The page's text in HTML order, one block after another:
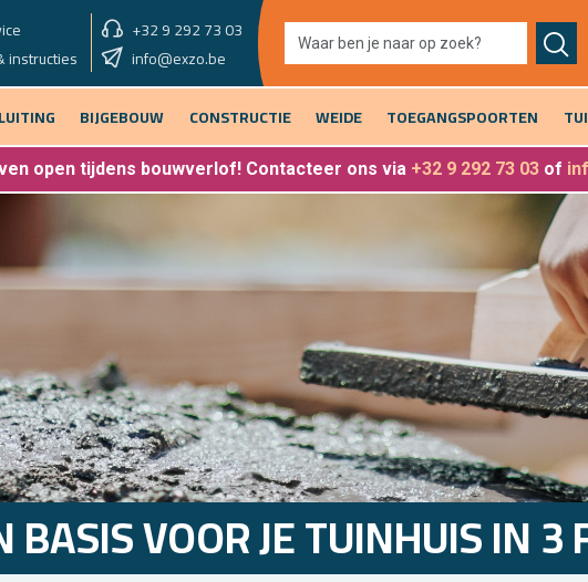
+32 9 292 73 03
showroom vandaag
instructies
info@exzo.be 9u - 12u30 & 13u30 - 17u
BIJGEBOUW CONSTRUCTIE WEIDE TOEGANGSPOORTEN
open tijdens bouwverlof! Contacteer ons via +32 9 292 73 03 of
VOOR JE TUIN­HUIS IN 3